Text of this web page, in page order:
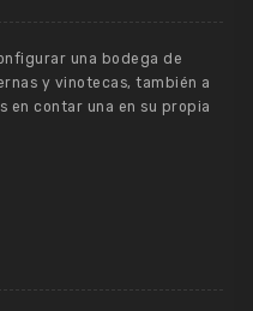
una bodega de
y vinotecas, también a
en contar una en su propia